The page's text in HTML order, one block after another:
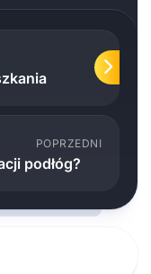
POPRZEDNI
podłóg?